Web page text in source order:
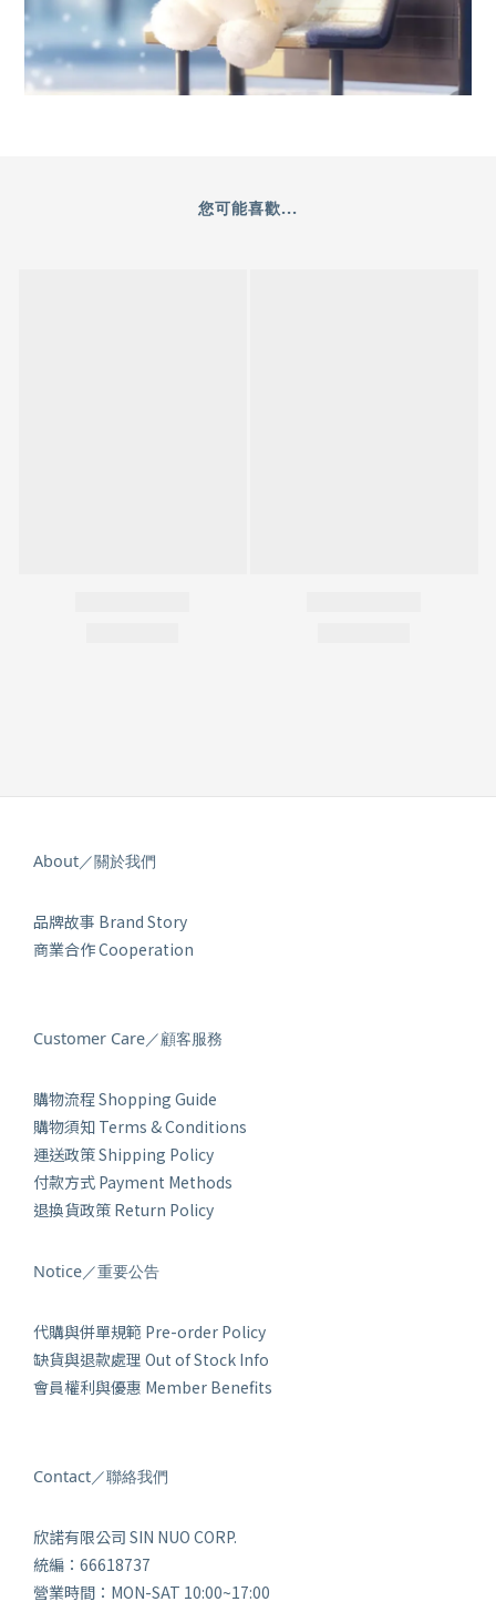
您可能喜歡...
About／關於我們
品牌故事 Brand Story
商業合作 Cooperation
Customer Care／顧客服務
購物流程 Shopping Guide
購物須知 Terms & Conditions
運送政策 Shipping Policy
付款方式 Payment Methods
退換貨政策 Return Policy
Notice／重要公告
代購與併單規範 Pre-order Policy
缺貨與退款處理 Out of Stock Info
會員權利與優惠 Member Benefits
Contact／聯絡我們
欣諾有限公司 SIN NUO CORP.
統編：66618737
營業時間：MON-SAT 10:00~17:00